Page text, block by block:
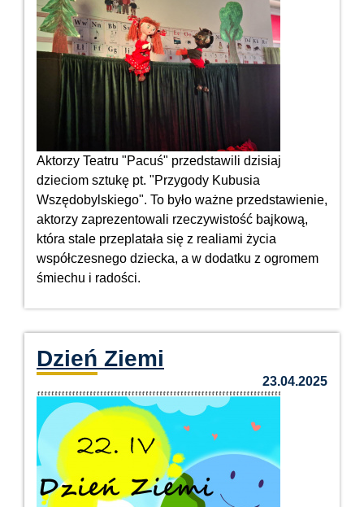
Aktorzy Teatru "Pacuś" przedstawili dzisiaj
dzieciom sztukę pt. "Przygody Kubusia
Wszędobylskiego". To było ważne przedstawienie,
aktorzy zaprezentowali rzeczywistość bajkową,
która stale przeplatała się z realiami życia
współczesnego dziecka, a w dodatku z ogromem
śmiechu i radości.
Dzień Ziemi
23.04.2025